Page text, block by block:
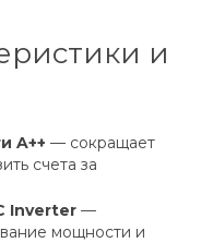
и
A++ — сокращает
счета за
Inverter —
мощности и